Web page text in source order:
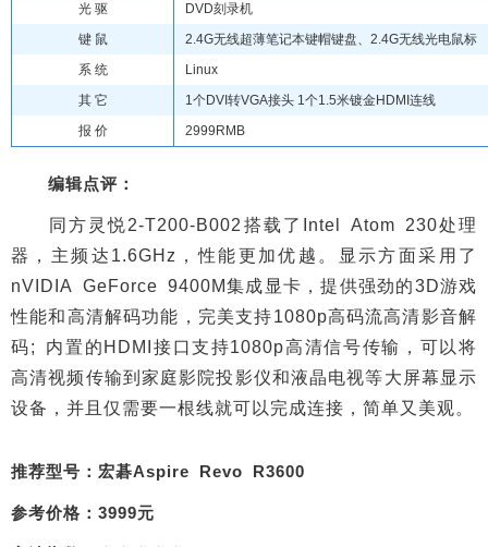
光 驱
DVD刻录机
键 鼠
2.4G无线超薄笔记本键帽键盘、2.4G无线光电鼠标
系 统
Linux
其 它
1个DVI转VGA接头 1个1.5米镀金HDMI连线
报 价
2999RMB
编辑点评：
同方灵悦2-T200-B002搭载了Intel Atom 230处理
器，主频达1.6GHz，性能更加优越。显示方面采用了
nVIDIA GeForce 9400M集成显卡，提供强劲的3D游戏
性能和高清解码功能，完美支持1080p高码流高清影音解
码; 内置的HDMI接口支持1080p高清信号传输，可以将
高清视频传输到家庭影院投影仪和液晶电视等大屏幕显示
设备，并且仅需要一根线就可以完成连接，简单又美观。
推荐型号：宏碁Aspire Revo R3600
参考价格：3999元